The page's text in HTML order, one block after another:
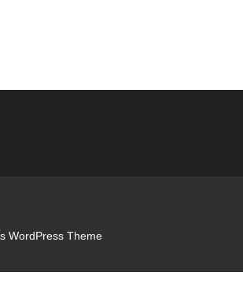
WordPress Theme